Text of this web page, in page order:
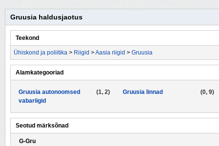
Gruusia haldusjaotus
Teekond
Ühiskond ja poliitika > Riigid >Aasia riigid > Gruusia
Alamkategooriad
(1, 2)
Gruusia autonoomsed
vabariigid
(0, 9)
Gruusia linnad
Seotud märksõnad
G-Gru